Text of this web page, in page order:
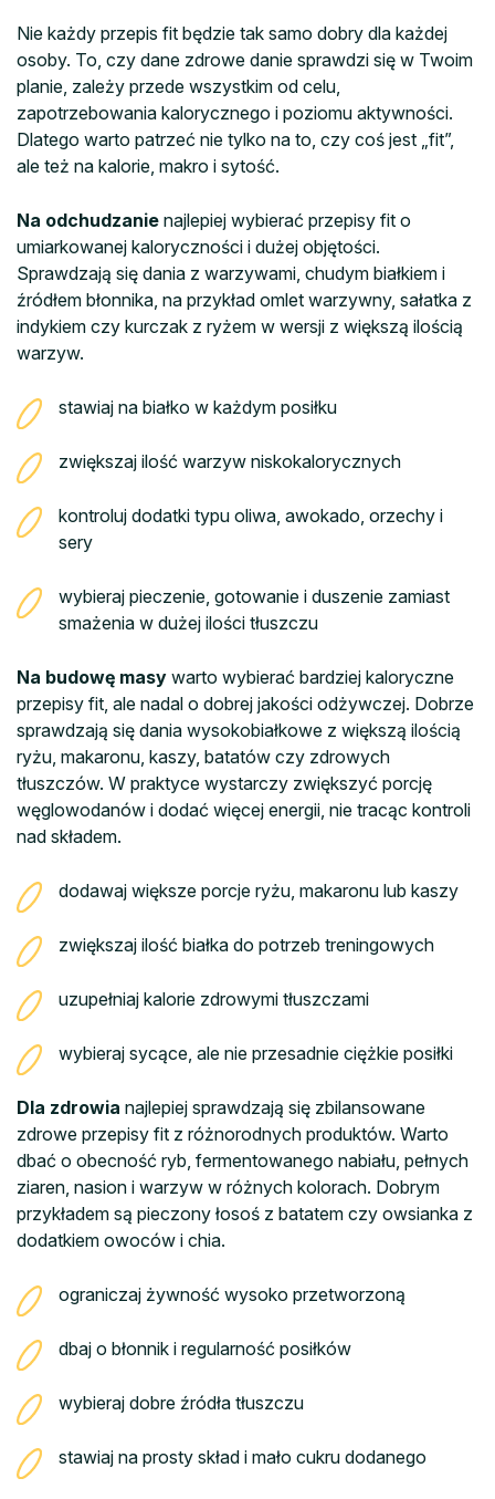
Nie każdy przepis fit będzie tak samo dobry dla każdej
osoby. To, czy dane zdrowe danie sprawdzi się w Twoim
planie, zależy przede wszystkim od celu,
zapotrzebowania kalorycznego i poziomu aktywności.
Dlatego warto patrzeć nie tylko na to, czy coś jest „fit”,
ale też na kalorie, makro i sytość.
Na odchudzanie najlepiej wybierać przepisy fit o
umiarkowanej kaloryczności i dużej objętości.
Sprawdzają się dania z warzywami, chudym białkiem i
źródłem błonnika, na przykład omlet warzywny, sałatka z
indykiem czy kurczak z ryżem w wersji z większą ilością
warzyw.
stawiaj na białko w każdym posiłku
zwiększaj ilość warzyw niskokalorycznych
kontroluj dodatki typu oliwa, awokado, orzechy i
sery
wybieraj pieczenie, gotowanie i duszenie zamiast
smażenia w dużej ilości tłuszczu
Na budowę masy warto wybierać bardziej kaloryczne
przepisy fit, ale nadal o dobrej jakości odżywczej. Dobrze
sprawdzają się dania wysokobiałkowe z większą ilością
ryżu, makaronu, kaszy, batatów czy zdrowych
tłuszczów. W praktyce wystarczy zwiększyć porcję
węglowodanów i dodać więcej energii, nie tracąc kontroli
nad składem.
dodawaj większe porcje ryżu, makaronu lub kaszy
zwiększaj ilość białka do potrzeb treningowych
uzupełniaj kalorie zdrowymi tłuszczami
wybieraj sycące, ale nie przesadnie ciężkie posiłki
Dla zdrowia najlepiej sprawdzają się zbilansowane
zdrowe przepisy fit z różnorodnych produktów. Warto
dbać o obecność ryb, fermentowanego nabiału, pełnych
ziaren, nasion i warzyw w różnych kolorach. Dobrym
przykładem są pieczony łosoś z batatem czy owsianka z
dodatkiem owoców i chia.
ograniczaj żywność wysoko przetworzoną
dbaj o błonnik i regularność posiłków
wybieraj dobre źródła tłuszczu
stawiaj na prosty skład i mało cukru dodanego